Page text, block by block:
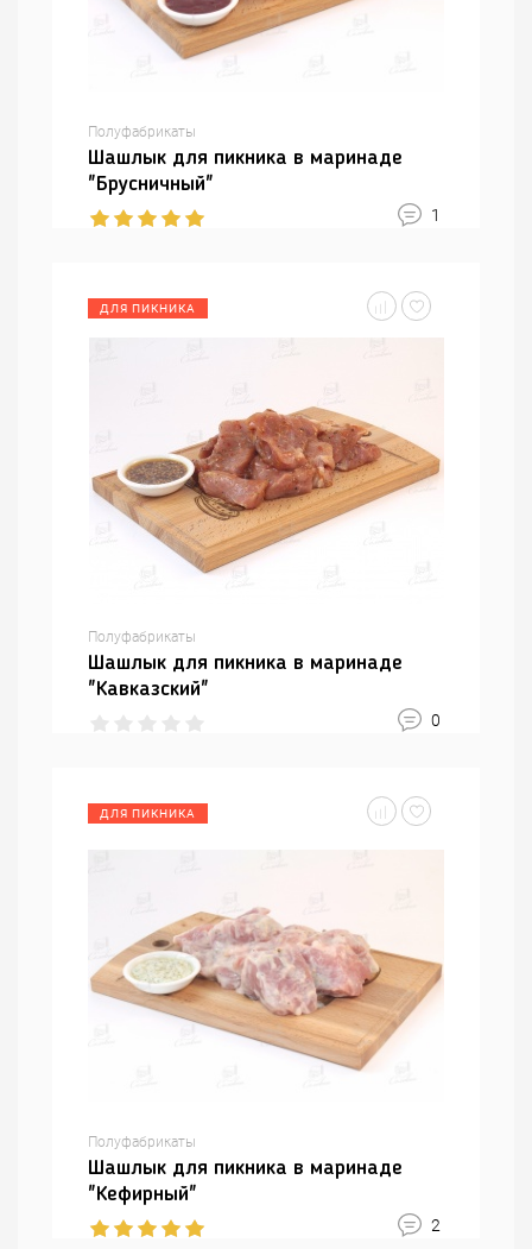
Полуфабрикаты
Шашлык для пикника в маринаде
"Брусничный"
1
ДЛЯ ПИКНИКА
Полуфабрикаты
Шашлык для пикника в маринаде
"Кавказский"
0
ДЛЯ ПИКНИКА
Полуфабрикаты
Шашлык для пикника в маринаде
"Кефирный"
2